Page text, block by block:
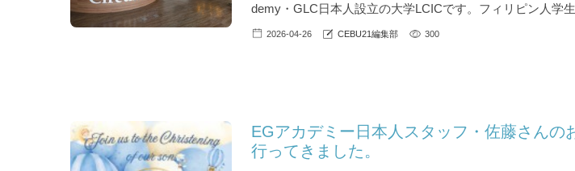
demy・GLC日本人設立の大学LCICです。フィリピン人学
2026-04-26 CEBU21編集部 300
EGアカデミー日本人スタッフ・佐藤さんの
行ってきました。